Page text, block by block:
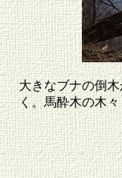
大きなブナの倒
く。馬酔木の木